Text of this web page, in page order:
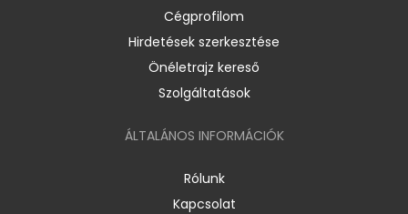
Cégprofilom
Hirdetések szerkesztése
Önéletrajz kereső
Szolgáltatások
ÁLTALÁNOS INFORMÁCIÓK
Rólunk
Kapcsolat